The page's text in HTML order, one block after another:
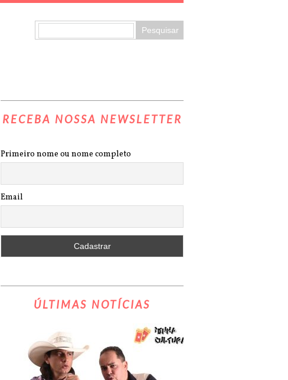
RECEBA NOSSA NEWSLETTER
Primeiro nome ou nome completo
Email
ÚLTIMAS NOTÍCIAS